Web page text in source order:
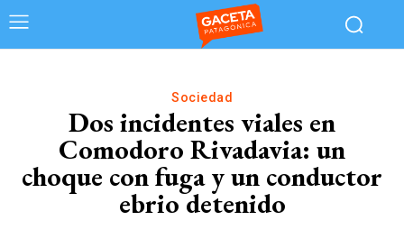
Sociedad
Dos incidentes viales en
Comodoro Rivadavia: un
choque con fuga y un conductor
ebrio detenido